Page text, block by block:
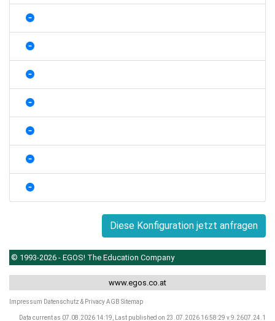
Diese Konfiguration jetzt anfragen
© 1993-2026 - EGOS! The Education Company
www.egos.co.at
Impressum Datenschutz & PrivacyAGB Sitemap
Data current as 07.08.2026 14:19, Last published on 23.07.2026 16:58:29 v.9.2607.24.1